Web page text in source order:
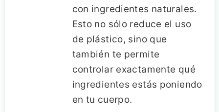
con ingredientes naturales.
Esto no sólo reduce el uso
de plástico, sino que
también te permite
controlar exactamente qué
ingredientes estás poniendo
en tu cuerpo.